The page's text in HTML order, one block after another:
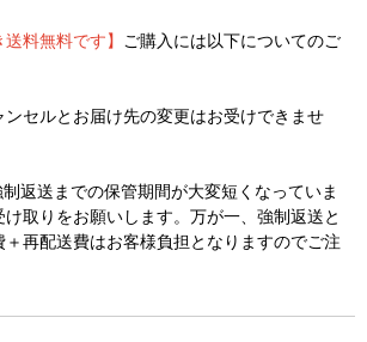
料無料です】
ご購入には以下についてのご
ンセルとお届け先の変更はお受けできませ
返送までの保管期間が大変短くなっていま
取りをお願いします。万が一、強制返送と
＋再配送費はお客様負担となりますのでご注